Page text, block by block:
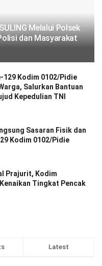
Melalui Polsek
dan Masyarakat
129 Kodim 0102/Pidie
Salurkan Bantuan
Kepedulian TNI
Sasaran Fisik dan
Kodim 0102/Pidie
Prajurit, Kodim
Tingkat Pencak
Latest